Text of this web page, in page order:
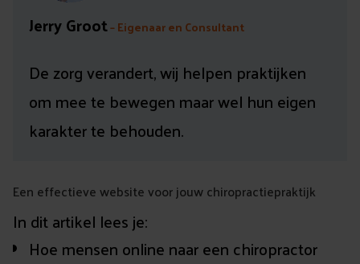
Jerry Groot– Eigenaar en Consultant
De zorg verandert, wij helpen praktijken
om mee te bewegen maar wel hun eigen
karakter te behouden.
Een effectieve website voor jouw chiropractiepraktijk
In dit artikel lees je:
Hoe mensen online naar een chiropractor